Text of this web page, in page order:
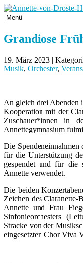
Grandiose
19. März 2023 |
Musik, Orchester,
An gleich drei Abenden
Kooperation mit der
Zuschauer*innen in
Annettegymnasium
Die Spendeneinnahmen
für die Unterstützung
gespendet und für die
Annette verwendet.
Die beiden
Zeichen des Claranette-
Annette und Frau
Sinfonieorchesters
Stracke von der
eingesetzten Chor Viva